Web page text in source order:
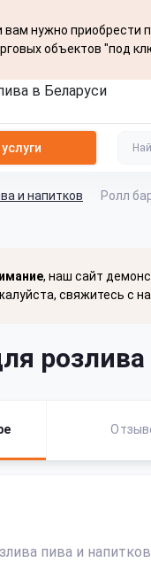
вам нужно приобрести
объектов "под
и напитков Ролл
, наш сайт
свяжитесь с